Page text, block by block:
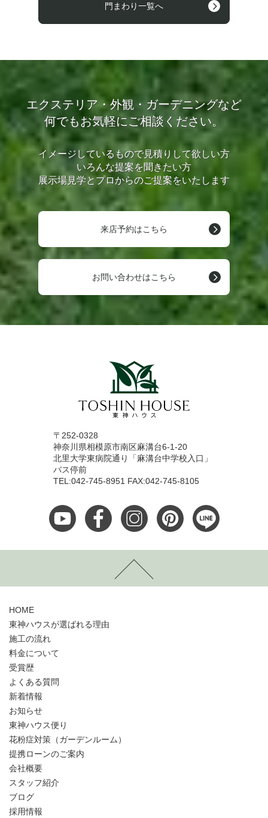
門まわり一覧へ
エクステリア・外観・ガーデニングなど
何でもお気軽にご相談ください。
イメージしているもので見積りして欲しい方
いろんな提案を聞きたい方
展示場見学とプロからのご提案をいたします
来店予約はこちら
お問い合わせはこちら
〒252-0328
神奈川県相模原市南区麻溝台6-1-20
北里大学東病院通り「麻溝台中学校入口」
バス停前
TEL:042-745-8951 FAX:042-745-8105
HOME
東神ハウスが選ばれる理由
施工の流れ
料金について
受賞歴
よくある質問
新着情報
お知らせ
東神ハウス便り
花粉症対策（ガーデンルーム）
提携ローンのご案内
会社概要
スタッフ紹介
ブログ
採用情報